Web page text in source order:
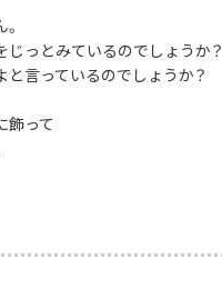
っとみているのでしょうか？
と言っているのでしょうか？
飾って